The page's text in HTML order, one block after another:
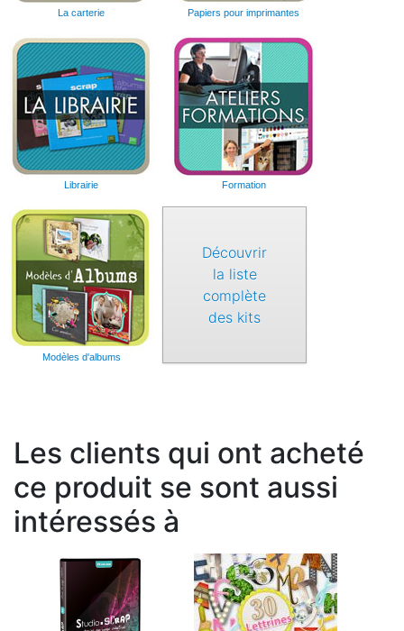
La carterie Papiers pour imprimantes
Librairie Formation
Modèles d'albums
Découvrir
la liste
complète
des kits
Les clients qui ont acheté
ce produit se sont aussi
intéressés à